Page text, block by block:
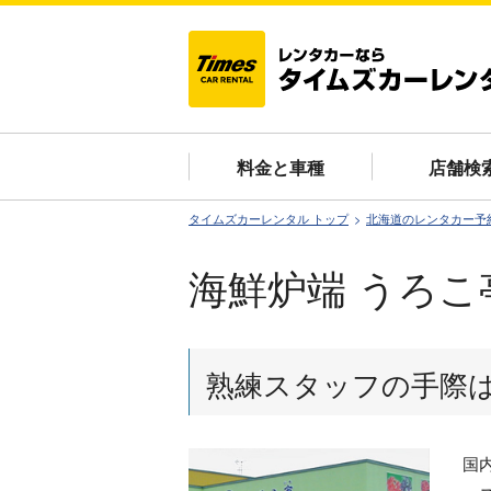
料金と車種 店舗検
タイムズカーレンタル トップ 北海道のレンタカー予
海鮮炉端 うろ
熟練スタッフの手際
国